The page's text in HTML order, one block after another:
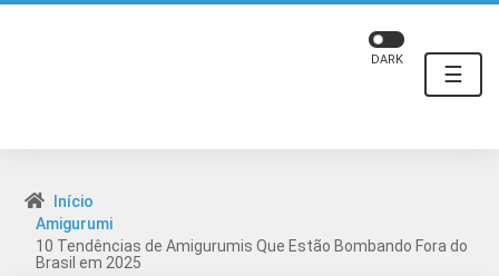
☰
DARK
Início
Amigurumi
10 Tendências de Amigurumis Que Estão Bombando Fora do
Brasil em 2025